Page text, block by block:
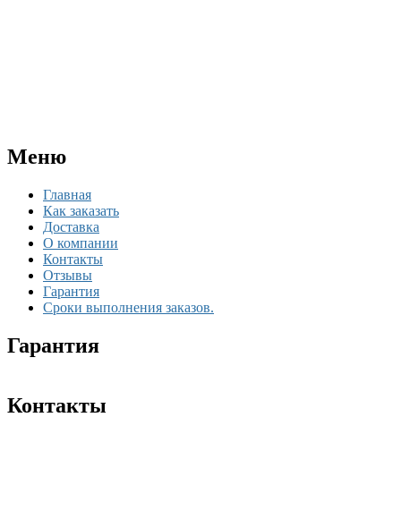
Меню
Главная
Как заказать
Доставка
О компании
Контакты
Отзывы
Гарантия
Сроки выполнения заказов.
Гарантия
Контакты